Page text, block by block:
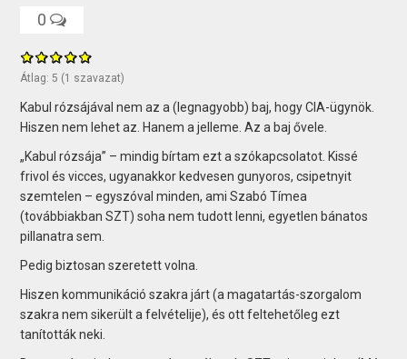
0
Átlag: 5 (1 szavazat)
Kabul rózsájával nem az a (legnagyobb) baj, hogy CIA-ügynök.
Hiszen nem lehet az. Hanem a jelleme. Az a baj ővele.
„Kabul rózsája” – mindig bírtam ezt a szókapcsolatot. Kissé
frivol és vicces, ugyanakkor kedvesen gunyoros, csipetnyit
szemtelen – egyszóval minden, ami Szabó Tímea
(továbbiakban SZT) soha nem tudott lenni, egyetlen bánatos
pillanatra sem.
Pedig biztosan szeretett volna.
Hiszen kommunikáció szakra járt (a magatartás-szorgalom
szakra nem sikerült a felvételije), és ott feltehetőleg ezt
tanították neki.